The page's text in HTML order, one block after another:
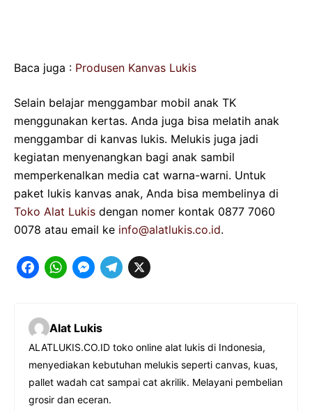
Baca juga : Produsen Kanvas Lukis
Selain belajar menggambar mobil anak TK
menggunakan kertas. Anda juga bisa melatih anak
menggambar di kanvas lukis. Melukis juga jadi
kegiatan menyenangkan bagi anak sambil
memperkenalkan media cat warna-warni. Untuk
paket lukis kanvas anak, Anda bisa membelinya di
Toko Alat Lukis dengan nomer kontak 0877 7060
0078 atau email ke info@alatlukis.co.id.
F
c
e
b
o
o
W
t
s
A
p
M
s
e
n
g
T
e
g
r
a
X
Alat Lukis
ALATLUKIS.CO.ID toko online alat lukis di Indonesia,
menyediakan kebutuhan melukis seperti canvas, kuas,
pallet wadah cat sampai cat akrilik. Melayani pembelian
grosir dan eceran.